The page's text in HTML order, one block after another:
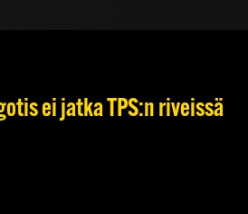
ei jatka TPS:n riveissä